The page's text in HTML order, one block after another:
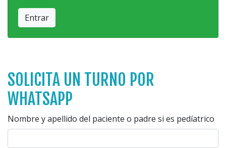
Entrar
SOLICITA UN TURNO POR
WHATSAPP
Nombre y apellido del paciente o padre si es pedíatrico